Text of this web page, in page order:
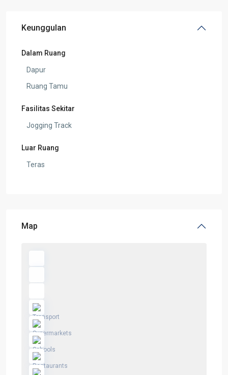
Keunggulan
Dalam Ruang
Dapur
Ruang Tamu
Fasilitas Sekitar
Jogging Track
Luar Ruang
Teras
Map